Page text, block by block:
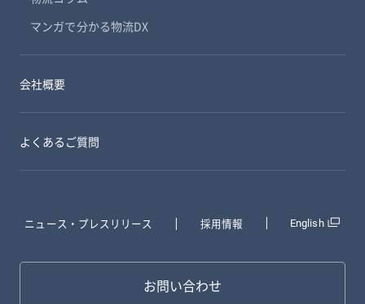
ニュース・プレスリリース 採用情報 English
マンガで分かる物流DX
会社概要
よくあるご質問
お問い合わせ